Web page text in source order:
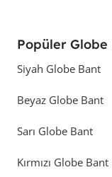
Popüler
Siyah Globe Bant
Beyaz Globe Bant
Sarı Globe Bant
Kırmızı Globe Bant